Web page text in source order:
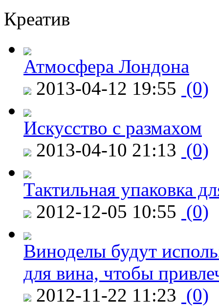
Креатив
Атмосфера Лондона
2013-04-12 19:55 (0)
Искусство с размахом
2013-04-10 21:13 (0)
Тактильная упаковка
2012-12-05 10:55 (0)
Виноделы будут
для вина, чтобы
2012-11-22 11:23 (0)